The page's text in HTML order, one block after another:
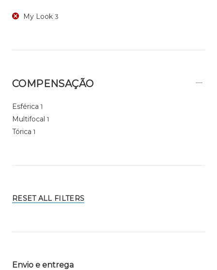
My Look 3
COMPENSAÇÃO
Esférica 1
Multifocal 1
Tórica 1
RESET ALL FILTERS
Envio e entrega